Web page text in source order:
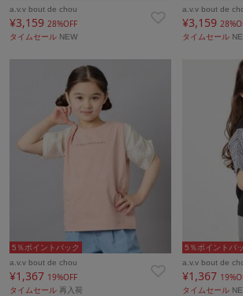
a.v.v bout de chou
¥3,159 28%OFF
タイムセール NEW
a.v.v bout de
¥3,159
タイムセール
5％ポイントバック
a.v.v bout de chou
¥1,367 19%OFF
タイムセール 再入荷
5％ポイントバ
a.v.v bout de
¥1,367
タイムセール